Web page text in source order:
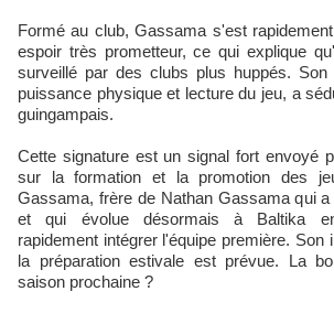
Formé au club, Gassama s'est
espoir très prometteur, ce qui explique
surveillé par des clubs plus huppés.
puissance physique et lecture du jeu, a
guingampais.
Cette signature est un signal fort envoyé
sur la formation et la promotion des
Gassama, frère de Nathan Gassama qui
et qui évolue désormais à Baltika
rapidement intégrer l'équipe première. Son
la préparation estivale est prévue. La
saison prochaine ?